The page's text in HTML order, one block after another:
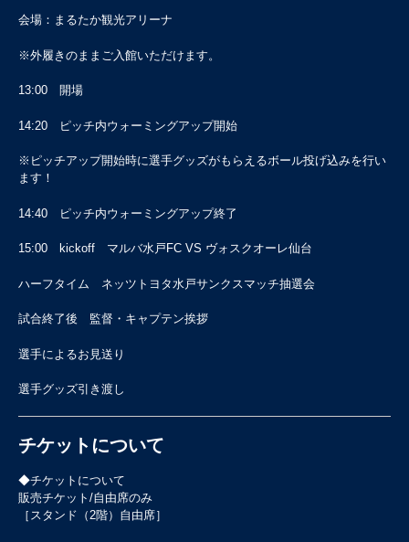
会場：まるたか観光アリーナ
※外履きのままご入館いただけます。
13:00 開場
14:20 ピッチ内ウォーミングアップ開始
※ピッチアップ開始時に選手グッズがもらえるボール投げ込みを行い
ます！
14:40 ピッチ内ウォーミングアップ終了
15:00 kickoff マルバ水戸FC VS ヴォスクオーレ仙台
ハーフタイム ネッツトヨタ水戸サンクスマッチ抽選会
試合終了後 監督・キャプテン挨拶
選手によるお見送り
選手グッズ引き渡し
チケットについて
◆チケットについて
販売チケット /自由席のみ
［スタンド（2階）自由席］